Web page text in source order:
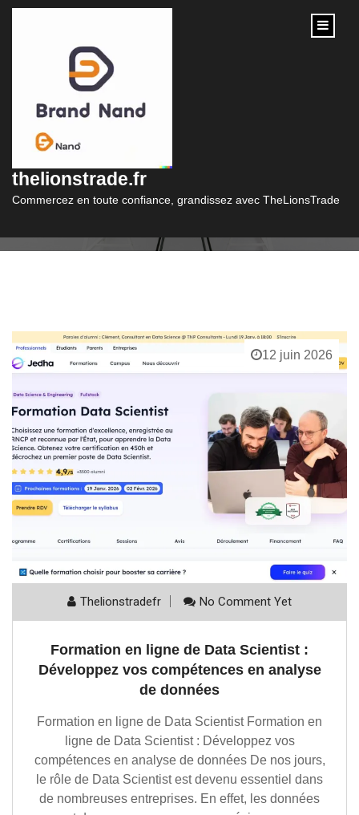
content
thelionstrade.fr
Commercez en toute confiance, grandissez avec TheLionsTrade
Catégorie :
12 juin 2026
Thelionstradefr No Comment Yet
Formation en ligne de Data Scientist :
Développez vos compétences en analyse
de données
Formation en ligne de Data Scientist Formation en
ligne de Data Scientist : Développez vos
compétences en analyse de données De nos jours,
le rôle de Data Scientist est devenu essentiel dans
de nombreuses entreprises. En effet, les données